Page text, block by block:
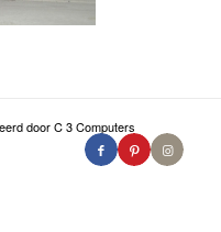
door C 3 Computers